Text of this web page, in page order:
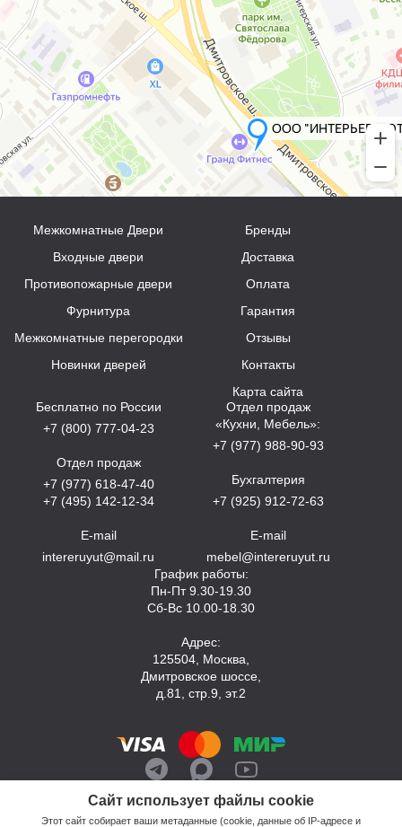
Сайт использует файлы cookie
Этот сайт собирает ваши метаданные (cookie, данные об IP-адресе и
Межкомнатные Двери
Входные двери
Противопожарные двери
Фурнитура
Межкомнатные перегородки
Новинки дверей
Бренды
Доставка
Оплата
Гарантия
Отзывы
Контакты
Карта сайта
Бесплатно по России
+7 (800) 777-04-23
Отдел продаж
+7 (977) 618-47-40
+7 (495) 142-12-34
E-mail
intereruyut@mail.ru
Отдел продаж
«Кухни, Мебель»:
+7 (977) 988-90-93
Бухгалтерия
+7 (925) 912-72-63
E-mail
mebel@intereruyut.ru
График работы:
Пн-Пт 9.30-19.30
Сб-Вс 10.00-18.30
Адрес:
125504, Москва,
Дмитровское шоссе,
д.81, стр.9, эт.2